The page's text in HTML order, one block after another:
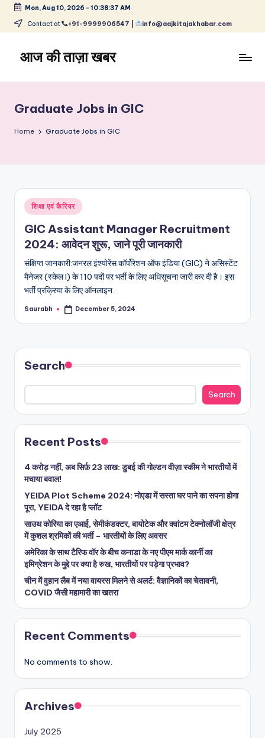
Skip
content
Mon, Aug 10, 2026 - 10:38:38 AM
Contact at +91-9999906547 | info@aajkitajakhabar.com
आज की ताज़ा खबर
ताज़ा
समाचार
–
और
विश्व
Graduate Jobs in GIC
Home Graduate Jobs in GIC
Posted
in
शिक्षा एवं कैरियर
GIC Assistant Manager Recruitment
2024: आवेदन शुरू, जाने पूरी जानकारी
संक्षिप्त जानकारी:जनरल इंश्योरेंस कॉर्पोरेशन ऑफ इंडिया (GIC) ने असिस्टेंट
मैनेजर (स्केल I) के 110 पदों पर भर्ती के लिए अधिसूचना जारी कर दी है। इस
भर्ती प्रक्रिया के लिए ऑनलाइन…
Posted
Saurabh December 5, 2024
Search
Search
Recent Posts
4 करोड़ नहीं, अब सिर्फ़ 23 लाख: डुबई की गोल्डन वीज़ा स्कीम ने भारतीयों में
मचाया बवाल!
YEIDA Plot Scheme 2024: नोएडा में सस्ता घर पाने का सपना होगा
पूरा, YEIDA दे रहा है प्लॉट
साउथ कोरिया का एआई, सेमीकंडक्टर, बायोटेक और क्वांटम टेक्नोलॉजी क्षेत्र
में कुशल श्रमिकों की भर्ती – भारतीयों के लिए अवसर
अमेरिका के साथ टैरिफ वॉर के बीच कनाडा के नए पीएम मार्क कार्नी का
इमिग्रेशन के मुद्दे पर क्या है रुख, भारतीयों पर पड़ेगा प्रभाव?
चीन में वुहान लैब में नया वायरस मिलने से अलर्ट: वैज्ञानिकों का चेतावनी,
COVID जैसी महामारी का खतरा
Recent Comments
No comments to show.
Archives
July 2025